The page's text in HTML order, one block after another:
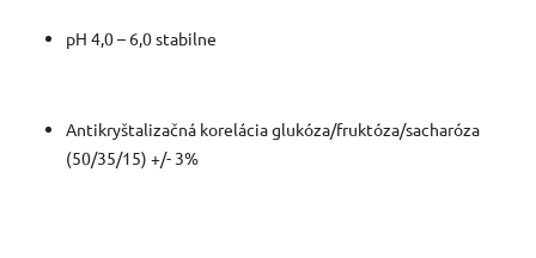
pH 4,0 – 6,0 stabilne
Antikryštalizačná korelácia glukóza/fruktóza/sacharóza
(50/35/15) +/- 3%